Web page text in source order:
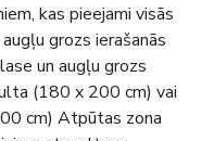
kas pieejami visās
grozs ierašanās
un augļu grozs
(180 x 200 cm) vai
cm) Atpūtas zona